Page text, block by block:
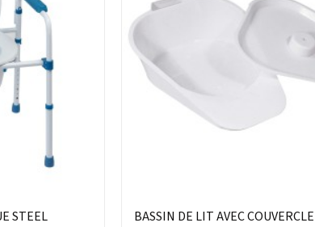
STEEL BASSIN DE LIT AVEC COUVERCLE